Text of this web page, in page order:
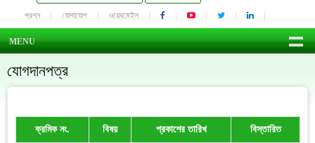
প্রশ্ন যোগাযোগ ওয়েবমেইল
MENU
যোগদানপত্র
ক্রমিক নং. বিষয় প্রকাশের তারিখ বিস্তারিত